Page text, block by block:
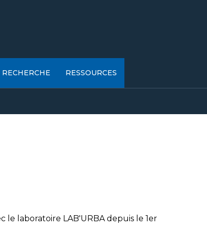
RECHERCHE RESSOURCES
le laboratoire LAB'URBA depuis le 1er